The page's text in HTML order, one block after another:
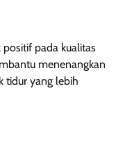
positif pada kualitas
menenangkan
tidur yang lebih